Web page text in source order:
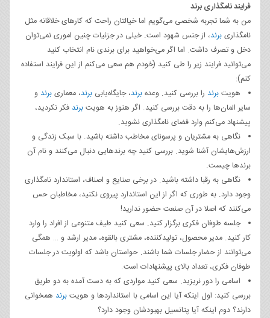
فرایند نامگذاری برند
من به شما تجربه شخصی می‌گویم اما خیالتان راحت که کارهای خلاقانه مثل
نامگذاریبرند، از جنس شهود است. خیلی در جزئیات چنین اموری نمی‌توان
دخل و تصرف داشت. اما اگر می‌خواهید برای برندی نام انتخاب کنید
می‌توانید فرایند زیر را طی کنید (خودم هم سعی می‌کنم از این فرایند استفاده
کنم):
هویتبرند را بررسی کنید. وعدهبرند، جایگاه‌یابیبرند، معماریبرند و
سایر المان‌ها را به دقت بررسی کنید. اگر هنوز به هویتبرند فکر نکردید،
پیشنهاد می‌کنم وارد فضای نامگذاری نشوید.
نگاهی به مشتریان و پرسونای مخاطب داشته باشید. با سبک زندگی و
ارزش‌هایشان آشنا شوید. بررسی کنید چه برندهایی دنبال می‌کنند و نام آن
برندها چیست.
نگاهی به رقبا داشته باشید. در برخی صنایع و اصناف، استاندارد نامگذاری
وجود دارد. به طوری که اگر از این استاندارد پیروی نکنید، مخاطبان حس
می‌کنند که اصلا در آن صنعت حضور ندارید!
جلسه طوفان فکری برگزار کنید. سعی کنید طیف متنوعی از افراد را وارد
کار کنید. مدیر محصول، تولیدکننده، مشتری بالقوه، مدیر ارشد و … همگی
می‌توانند از حضار جلسات شما باشند. حواستان باشد که اولویت در جلسات
طوفان فکری، تعداد بالای پیشنهادات است.
اسامی را دور نریزید. سعی کنید مواردی که به دست آمده به دو طریق
بررسی کنید: اول اینکه آیا این اسامی با استانداردها و هویتبرند همخوانی
دارند؟ دوم اینکه آیا پتانسیل بهبودشان وجود دارد؟